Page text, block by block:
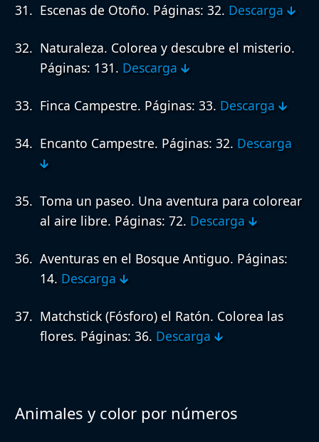
Escenas de Otoño. Páginas: 32. Descarga 🡳
Naturaleza. Colorea y descubre el misterio.
Páginas: 131. Descarga 🡳
Finca Campestre. Páginas: 33. Descarga 🡳
Encanto Campestre. Páginas: 32. Descarga
🡳
Toma un paseo. Una aventura para colorear
al aire libre. Páginas: 72. Descarga 🡳
Aventuras en el Bosque Antiguo. Páginas:
14. Descarga 🡳
Matchstick (Fósforo) el Ratón. Colorea las
flores. Páginas: 36. Descarga 🡳
Animales y color por números